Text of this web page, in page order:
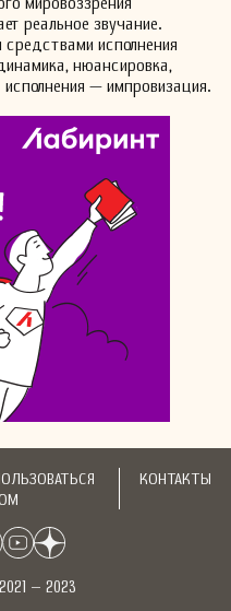
реальное звучание.
исполнения
нюансировка,
— импровизация.
КОНТАКТЫ
– 2023